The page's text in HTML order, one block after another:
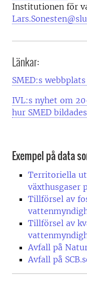
Institutionen för
Länkar:
SMED:s webbplats
IVL:s nyhet om
hur SMED bildades
Exempel på data
Territoriella
växthusgaser
Tillförsel av
Tillförsel av
Avfall på
Avfall på